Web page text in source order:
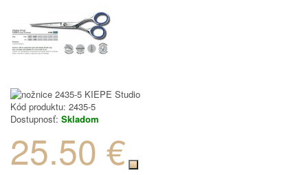
Kód produktu: 2435-5
Dostupnosť: Skladom
25.50 €